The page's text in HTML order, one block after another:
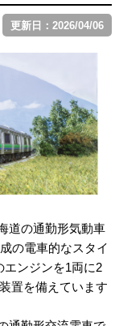
更新日：2026/04/06
道の通勤形気動車
の電車的なスタイ
エンジンを1両に2
置を備えています